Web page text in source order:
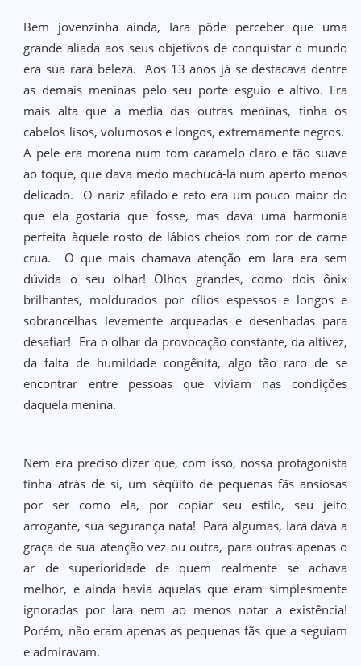
Bem jovenzinha ainda, Iara pôde perceber que uma
grande aliada aos seus objetivos de conquistar o mundo
era sua rara beleza. Aos 13 anos já se destacava dentre
as demais meninas pelo seu porte esguio e altivo. Era
mais alta que a média das outras meninas, tinha os
cabelos lisos, volumosos e longos, extremamente negros.
A pele era morena num tom caramelo claro e tão suave
ao toque, que dava medo machucá-la num aperto menos
delicado. O nariz afilado e reto era um pouco maior do
que ela gostaria que fosse, mas dava uma harmonia
perfeita àquele rosto de lábios cheios com cor de carne
crua. O que mais chamava atenção em Iara era sem
dúvida o seu olhar! Olhos grandes, como dois ônix
brilhantes, moldurados por cílios espessos e longos e
sobrancelhas levemente arqueadas e desenhadas para
desafiar! Era o olhar da provocação constante, da altivez,
da falta de humildade congênita, algo tão raro de se
encontrar entre pessoas que viviam nas condições
daquela menina.
Nem era preciso dizer que, com isso, nossa protagonista
tinha atrás de si, um séqüito de pequenas fãs ansiosas
por ser como ela, por copiar seu estilo, seu jeito
arrogante, sua segurança nata! Para algumas, Iara dava a
graça de sua atenção vez ou outra, para outras apenas o
ar de superioridade de quem realmente se achava
melhor, e ainda havia aquelas que eram simplesmente
ignoradas por Iara nem ao menos notar a existência!
Porém, não eram apenas as pequenas fãs que a seguiam
e admiravam.